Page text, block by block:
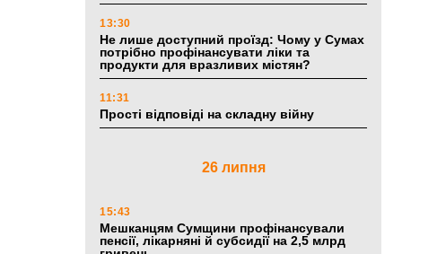
13:30
Не лише доступний проїзд: Чому у Сумах
потрібно профінансувати ліки та
продукти для вразливих містян?
11:31
Прості відповіді на складну війну
26 липня
15:43
Мешканцям Сумщини профінансували
пенсії, лікарняні й субсидії на 2,5 млрд